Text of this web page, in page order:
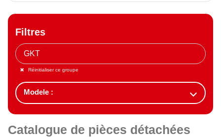
Filtres
Réinitialiser ce groupe
Catalogue de pièces détachées